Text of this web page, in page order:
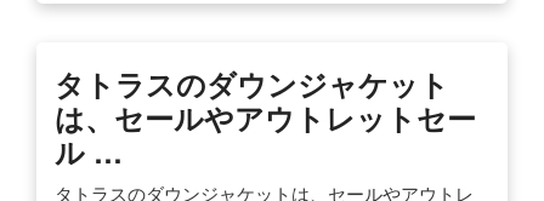
タトラスのダウンジャケット
は、セールやアウトレットセー
ル …
タトラスのダウンジャケットは、セールやアウトレ